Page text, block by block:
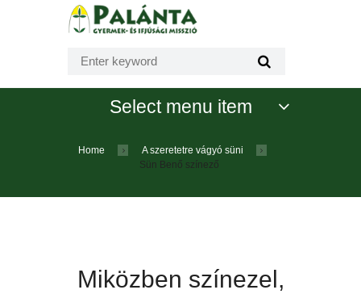
Select menu item
Home
A szeretetre vágyó süni
Sün Benő színező
Miközben színezel,